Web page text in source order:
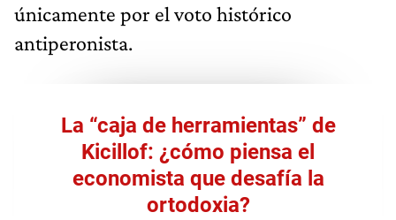
únicamente por el voto histórico
antiperonista.
La “caja de herramientas” de
Kicillof: ¿cómo piensa el
economista que desafía la
ortodoxia?